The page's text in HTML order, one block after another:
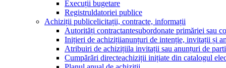
Execuții bugetare
Registruldatoriei publice
Achiziții publicelicitații, contracte, informații
Autorități contractantesubordonate primăriei sau
Inițieri de achizițiianunțuri de intenție, invitații și
Atribuiri de achizițiila invitații sau anunțuri de
Cumpărări directeachiziții inițiate din catalogul